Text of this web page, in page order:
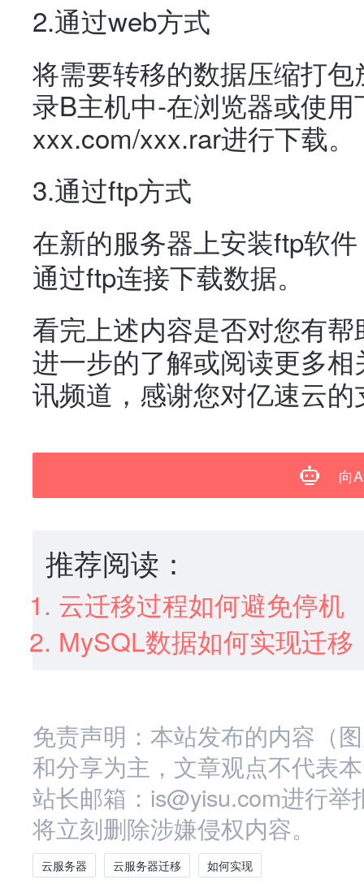
2.通过web方式
将需要转移的数据压缩打
录B主机中-在浏览器或使
xxx.com/xxx.rar进行下载。
3.通过ftp方式
在新的服务器上安装ftp软
通过ftp连接下载数据。
看完上述内容是否对您有
进一步的了解或阅读更多
讯频道，感谢您对亿速云的
向
推荐阅读：
云迁移过程如何避免停机
MySQL数据如何实现迁移
免责声明：本站发布的内容（
和分享为主，文章观点不代表
站长邮箱：is@yisu.com进行
将立刻删除涉嫌侵权内容。
云服务器 云服务器迁移 如何实现